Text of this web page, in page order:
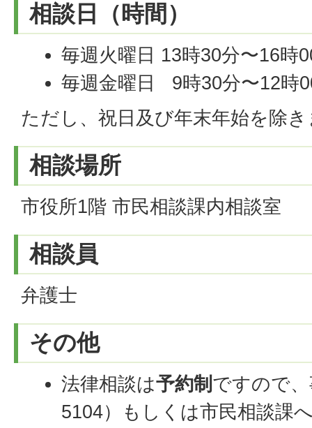
相談日（時間）
毎週火曜日 13時30分〜16時
毎週金曜日 9時30分〜12時
ただし、祝日及び年末年始を除
相談場所
市役所1階 市民相談課内相談室
相談員
弁護士
その他
法律相談は予約制 ですので
5104）もしくは市民相談課